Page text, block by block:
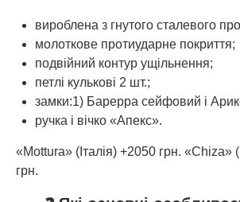
вироблена з гнутого сталевого
молоткове протиударне покриття;
подвійний контур ущільнення;
петлі кулькові 2 шт.;
замки:1) Барерра сейфовий і
ручка і вічко «Апекс».
«Mottura» (Італія) +2050 грн. «Chiza»
грн.